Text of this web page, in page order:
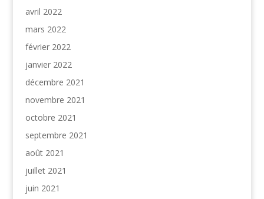
avril 2022
mars 2022
février 2022
janvier 2022
décembre 2021
novembre 2021
octobre 2021
septembre 2021
août 2021
juillet 2021
juin 2021